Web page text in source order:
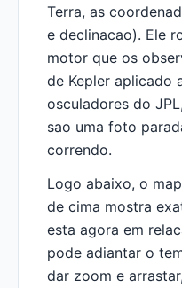
Terra, as
e declinacao). Ele
motor que os
de Kepler aplicado
osculadores do
sao uma foto
correndo.
Logo abaixo, o
de cima mostra
esta agora em
pode adiantar o
dar zoom e